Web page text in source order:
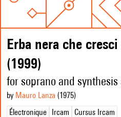
Erba nera che
(1999)
for soprano and synthesis
by Mauro Lanza (1975)
Électronique
Ircam Cursus Ircam